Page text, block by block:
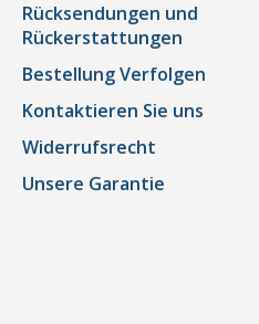
Rücksendungen und
Rückerstattungen
Bestellung Verfolgen
Kontaktieren Sie uns
Widerrufsrecht
Unsere Garantie